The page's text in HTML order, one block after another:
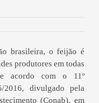
brasileira, o feijão é
produtores em todas
acordo com o 11º
2016, divulgado pela
(Conab), em